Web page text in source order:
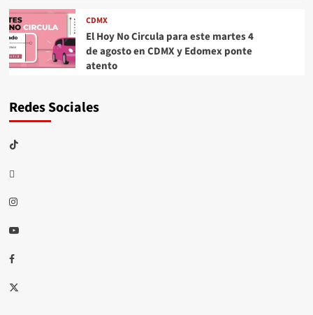
CDMX
El Hoy No Circula para este martes 4
de agosto en CDMX y Edomex ponte
atento
Redes Sociales
TikTok
threads
Instagram
Youtube
Facebook
X